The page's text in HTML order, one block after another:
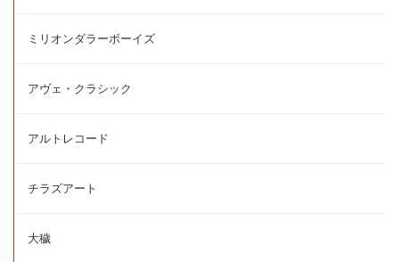
ミリオンダラーボーイズ
アヴェ・クラシック
アルトレコード
チラズアート
大穢